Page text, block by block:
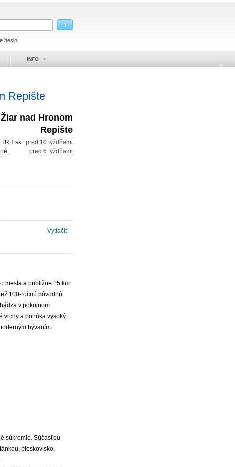
heslo
INFO
Repište
nad Hronom
Repište
pred 10 tyždňami
pred 6 tyždňami
Vytlačiť
mesta a približne 15 km
100-ročnú pôvodnú
v pokojnom
vrchy a ponúka vysoký
bývaním.
súkromie. Súčasťou
pieskovisko,